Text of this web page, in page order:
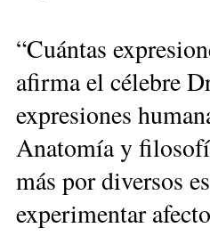
“Cuántas
afirma el célebre
expresiones
Anatomía y
más por diversos
experimentar